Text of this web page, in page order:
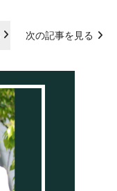
次の記事を見る